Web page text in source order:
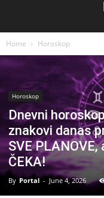
Home Horoskop
Horoskop
Dnevni
znakovi danas
SVE
ČEKA!
By Portal - June 4, 2026